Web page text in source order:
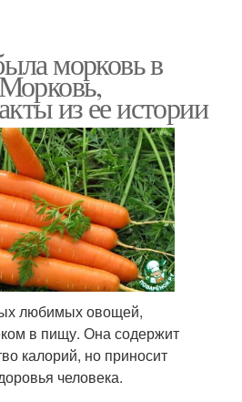
морковь в
из ее истории
любимых овощей,
в пищу. Она содержит
калорий, но приносит
человека.